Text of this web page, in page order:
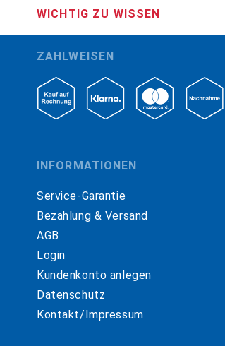
WICHTIG ZU WISSEN
ZAHLWEISEN
INFORMATIONEN
Service-Garantie
Bezahlung & Versand
AGB
Login
Kundenkonto anlegen
Datenschutz
Kontakt/Impressum